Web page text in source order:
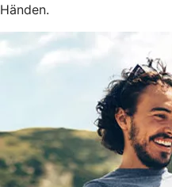
Händen.